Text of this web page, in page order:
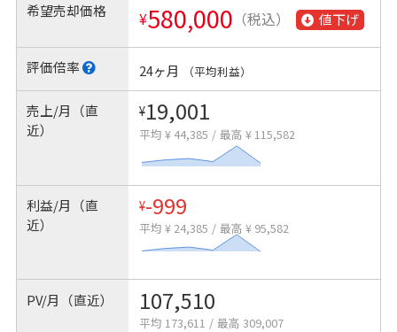
希望売却価格 ¥580,000 （税込） 値下げ
評価倍率 24ヶ月 （平均利益）
売上/月（直
近）
¥19,001
平均 ¥ 44,385 / 最高 ¥ 115,582
利益/月（直
近）
¥-999
平均 ¥ 24,385 / 最高 ¥ 95,582
PV/月（直近） 107,510
平均 173,611 / 最高 309,007